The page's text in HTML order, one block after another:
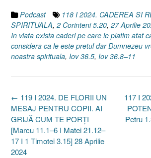
Podcast
118 I 2024. CADEREA SI
SPIRITUALA, 2 Corinteni 5.20, 27 Aprilie
In viata exista caderi pe care le platim atat
considera ca le este pretul dar Dumnezeu
noastra spirituala, Iov 36.5, Iov 36.8–11
Post
navigation
117 I
Petru
← 119 I 2024. DE FLORII UN
MESAJ PENTRU COPII. AI
GRIJĂ CUM TE PORȚI
[Marcu 11.1–6 I Matei 21.12–
17 I 1 Timotei 3.15] 28 Aprilie
2024